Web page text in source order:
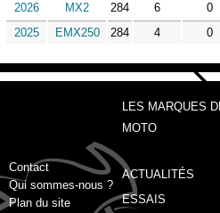
2026
MX2 284 6 0
2025
EMX250 284 4 0
Contact
Qui sommes-nous ?
Plan du site
LES MARQUES
MOTO
ACTUALITÉS
ESSAIS